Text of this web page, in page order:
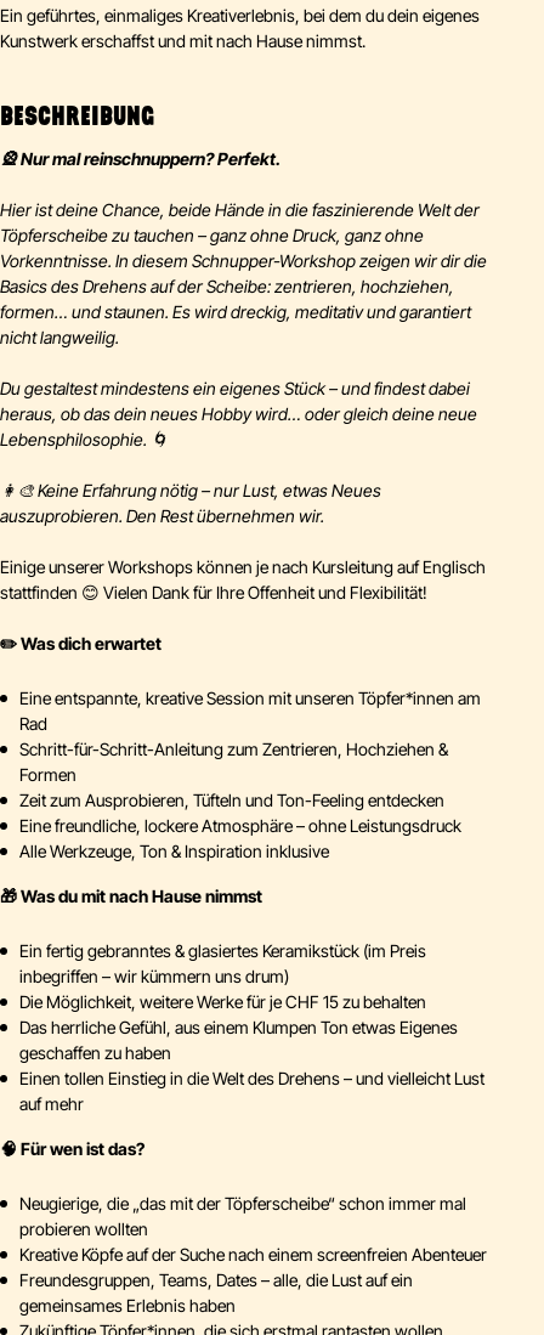
Ein geführtes, einmaliges Kreativerlebnis, bei dem du dein eigenes
Kunstwerk erschaffst und mit nach Hause nimmst.
BESCHREIBUNG
🎡 Nur mal reinschnuppern? Perfekt.
Hier ist deine Chance, beide Hände in die faszinierende Welt der
Töpferscheibe zu tauchen – ganz ohne Druck, ganz ohne
Vorkenntnisse. In diesem Schnupper-Workshop zeigen wir dir die
Basics des Drehens auf der Scheibe: zentrieren, hochziehen,
formen… und staunen. Es wird dreckig, meditativ und garantiert
nicht langweilig.
Du gestaltest mindestens ein eigenes Stück – und findest dabei
heraus, ob das dein neues Hobby wird… oder gleich deine neue
Lebensphilosophie. 🌀
👩‍🎨 Keine Erfahrung nötig – nur Lust, etwas Neues
auszuprobieren. Den Rest übernehmen wir.
Einige unserer Workshops können je nach Kursleitung auf Englisch
stattfinden 😊 Vielen Dank für Ihre Offenheit und Flexibilität!
✏️ Was dich erwartet
Eine entspannte, kreative Session mit unseren Töpfer*innen am
Rad
Schritt-für-Schritt-Anleitung zum Zentrieren, Hochziehen &
Formen
Zeit zum Ausprobieren, Tüfteln und Ton-Feeling entdecken
Eine freundliche, lockere Atmosphäre – ohne Leistungsdruck
Alle Werkzeuge, Ton & Inspiration inklusive
🎁 Was du mit nach Hause nimmst
Ein fertig gebranntes & glasiertes Keramikstück (im Preis
inbegriffen – wir kümmern uns drum)
Die Möglichkeit, weitere Werke für je CHF 15 zu behalten
Das herrliche Gefühl, aus einem Klumpen Ton etwas Eigenes
geschaffen zu haben
Einen tollen Einstieg in die Welt des Drehens – und vielleicht Lust
auf mehr
🧠 Für wen ist das?
Neugierige, die „das mit der Töpferscheibe“ schon immer mal
probieren wollten
Kreative Köpfe auf der Suche nach einem screenfreien Abenteuer
Freundesgruppen, Teams, Dates – alle, die Lust auf ein
gemeinsames Erlebnis haben
Zukünftige Töpfer*innen, die sich erstmal rantasten wollen